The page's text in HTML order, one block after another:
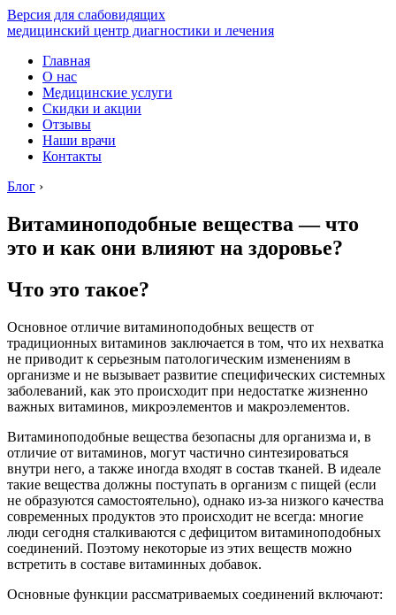
Версия для слабовидящих
медицинский центр диагностики и лечения
Главная
О нас
Медицинские услуги
Скидки и акции
Отзывы
Наши врачи
Контакты
Блог ›
Витаминоподобные вещества — что
это и как они влияют на здоровье?
Что это такое?
Основное отличие витаминоподобных веществ от
традиционных витаминов заключается в том, что их нехватка
не приводит к серьезным патологическим изменениям в
организме и не вызывает развитие специфических системных
заболеваний, как это происходит при недостатке жизненно
важных витаминов, микроэлементов и макроэлементов.
Витаминоподобные вещества безопасны для организма и, в
отличие от витаминов, могут частично синтезироваться
внутри него, а также иногда входят в состав тканей. В идеале
такие вещества должны поступать в организм с пищей (если
не образуются самостоятельно), однако из-за низкого качества
современных продуктов это происходит не всегда: многие
люди сегодня сталкиваются с дефицитом витаминоподобных
соединений. Поэтому некоторые из этих веществ можно
встретить в составе витаминных добавок.
Основные функции рассматриваемых соединений включают: